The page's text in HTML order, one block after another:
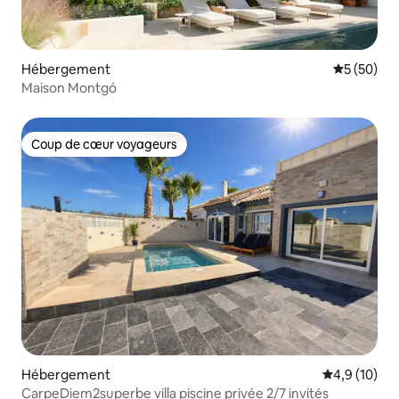
Hébergement
5 (50)
Maison Montgó
Coup de cœur voyageurs
Coup de cœur voyageurs
Hébergement Évaluation
4,9 (10)
CarpeDiem2superbe villa piscine privée 2/7 invités